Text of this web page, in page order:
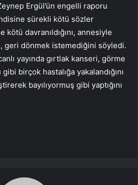
Ergül’ün engelli raporu
sürekli kötü sözler
davranıldığını, annesiyle
geri dönmek istemediğini söyledi.
yayında gırtlak kanseri, görme
birçok hastalığa yakalandığını
bayılıyormuş gibi yaptığını